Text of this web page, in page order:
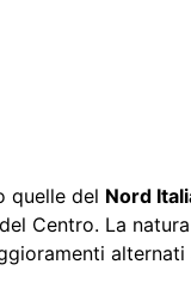
quelle del Nord
Centro. La
alternati